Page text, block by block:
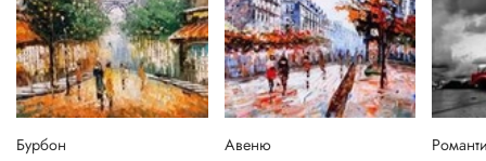
Бурбон
Авеню